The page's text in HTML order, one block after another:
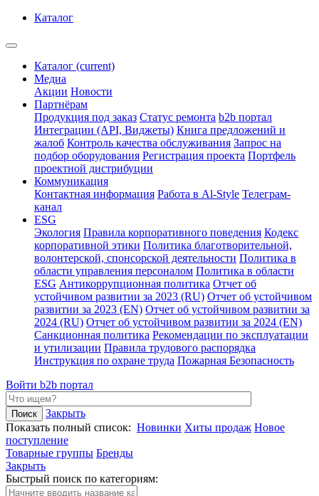
Каталог
Каталог (current)
Медиа
Акции Новости
Партнёрам
Продукция под заказ Статус ремонта b2b портал
Интеграции (API, Виджеты) Книга предложений и
жалоб Контроль качества обслуживания Запрос на
подбор оборудования Регистрация проекта Портфель
проектной дистрибуции
Коммуникация
Контактная информация Работа в Al-Style Телеграм-
канал
ESG
Экология Правила корпоративного поведения Кодекс
корпоративной этики Политика благотворительной,
волонтерской, спонсорской деятельности Политика в
области управления персоналом Политика в области
ESG Антикоррупционная политика Отчет об
устойчивом развитии за 2023 (RU) Отчет об устойчивом
развитии за 2023 (EN) Отчет об устойчивом развитии за
2024 (RU) Отчет об устойчивом развитии за 2024 (EN)
Санкционная политика Рекомендации по эксплуатации
и утилизации Правила трудового распорядка
Инструкция по охране труда Пожарная Безопасность
Войти b2b портал
Закрыть
Показать полный список: Новинки Хиты продаж Новое
поступление
Товарные группы Бренды
Закрыть
Быстрый поиск по категориям: